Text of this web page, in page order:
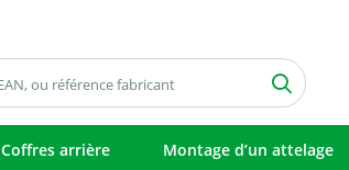
Coffres arrière Montage d’un attelage